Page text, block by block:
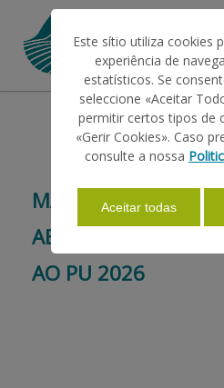
AJUDAS/APOIOS
INFORMAÇÕES
MAIS DE 3 MILHÕES
ABRANGIDOS NAS
AO PU 2026
Este sítio utiliza cookies
experiência de
estatísticos. Se
seleccione «Aceitar
permitir certos tipos de
«Gerir Cookies». Caso
consulte a nossa
Aceitar todas